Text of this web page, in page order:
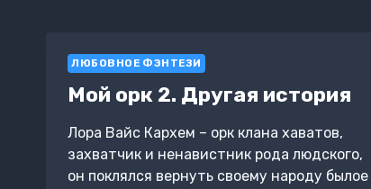
ЛЮБОВНОЕ ФЭНТЕЗИ
Мой орк 2. Другая история
Лора Вайс Кархем – орк клана хаватов,
захватчик и ненавистник рода людского,
он поклялся вернуть своему народу былое